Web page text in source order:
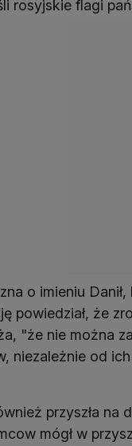
rosyjskie flagi
o imieniu
powiedział, że
"że nie można
niezależnie od
przyszła na
mógł w